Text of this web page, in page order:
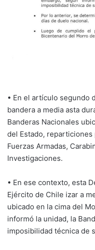
• En el artículo segundo
bandera a media asta
Banderas Nacionales
del Estado,
Fuerzas Armadas,
Investigaciones.
• En ese contexto, esta
Ejército de Chile izar a
ubicado en la cima del
informó la unidad, la
imposibilidad técnica de